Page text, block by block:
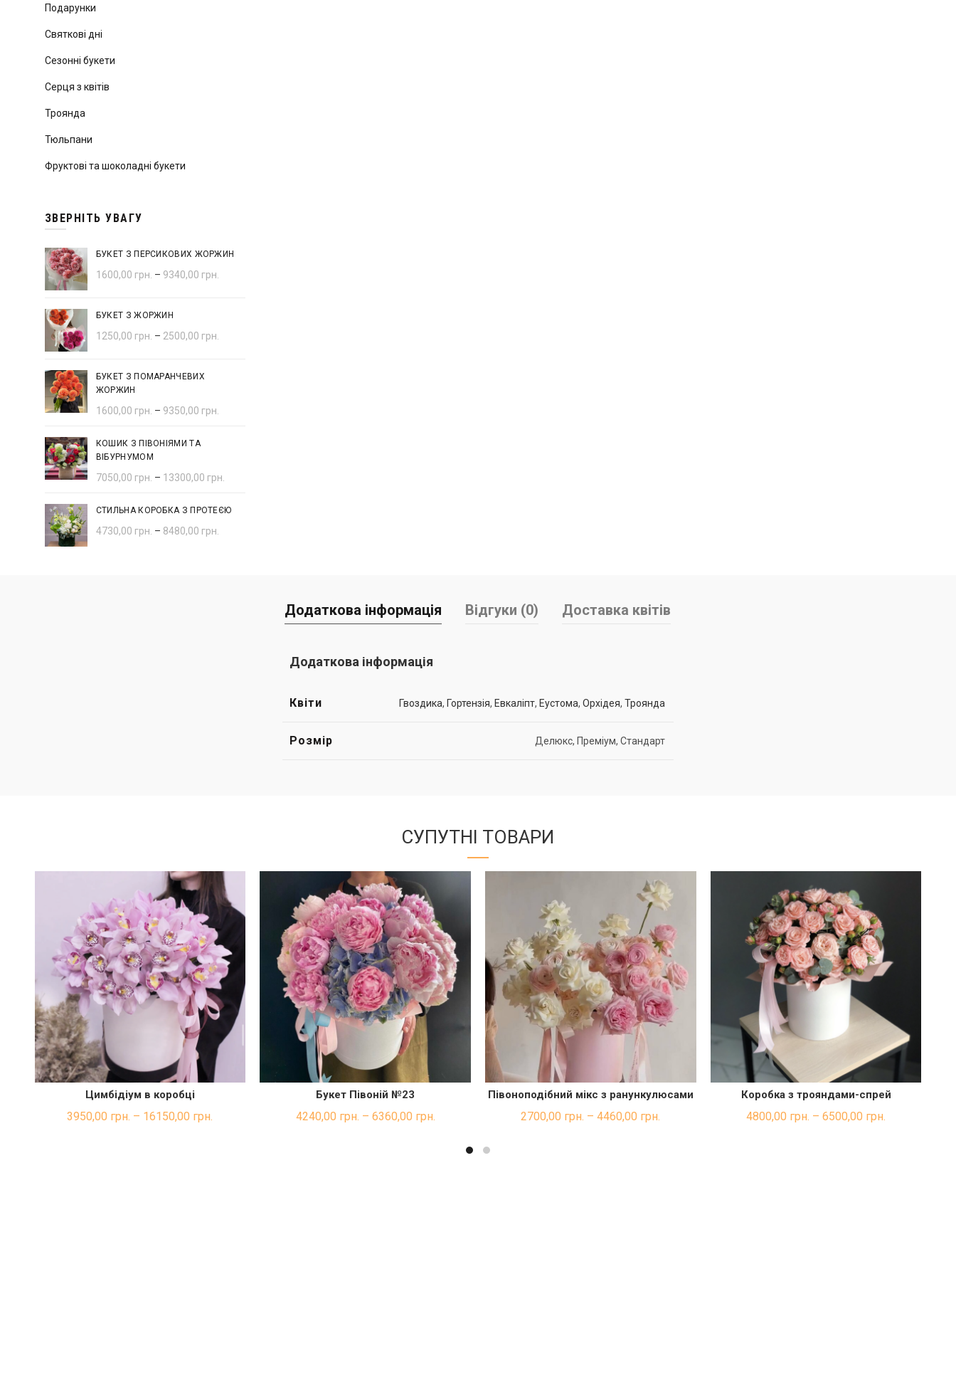
Подарунки
Святкові дні
Сезонні букети
Серця з квітів
Троянда
Тюльпани
Фруктові та шоколадні букети
ЗВЕРНІТЬ УВАГУ
БУКЕТ З ПЕРСИКОВИХ ЖОРЖИН
1600,00 грн. – 9340,00 грн.
БУКЕТ З ЖОРЖИН
1250,00 грн. – 2500,00 грн.
БУКЕТ З ПОМАРАНЧЕВИХ
ЖОРЖИН
1600,00 грн. – 9350,00 грн.
КОШИК З ПІВОНІЯМИ ТА
ВІБУРНУМОМ
7050,00 грн. – 13300,00 грн.
СТИЛЬНА КОРОБКА З ПРОТЕЄЮ
4730,00 грн. – 8480,00 грн.
Додаткова інформація Відгуки (0) Доставка квітів
Додаткова інформація
Квіти Гвоздика, Гортензія, Евкаліпт, Еустома, Орхідея, Троянда
Розмір Делюкс, Преміум, Стандарт
СУПУТНІ ТОВАРИ
ШВИДКА ПОКУПКА
Цимбідіум в коробці
3950,00 грн. – 16150,00 грн.
ШВИДКА ПОКУПКА
Букет Півоній №23
4240,00 грн. – 6360,00 грн.
ШВИДКА ПОКУПКА
Півоноподібний мікс з ранункулюсами
2700,00 грн. –4460,00 грн.
ШВИДКА ПОКУПКА
Коробка з трояндами-спрей
4800,00 грн. – 6500,00 грн.